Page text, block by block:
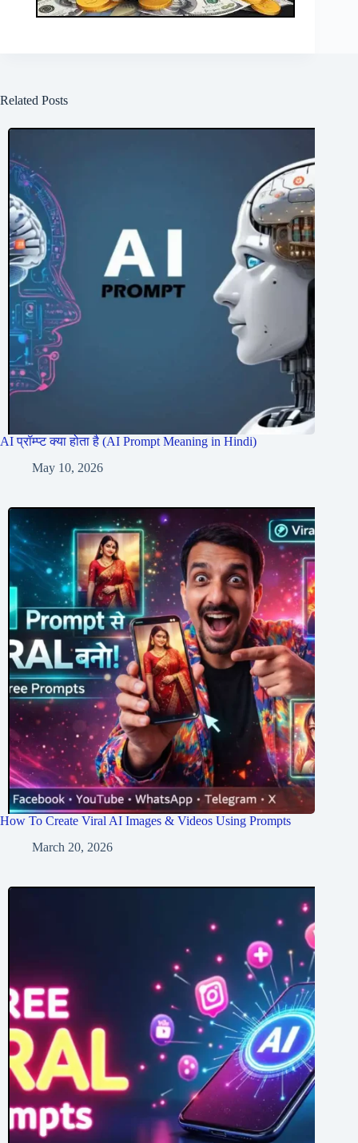
Related Posts
AI प्रॉम्प्ट क्या होता है (AI Prompt Meaning in Hindi)
May 10, 2026
How To Create Viral AI Images & Videos Using Prompts
March 20, 2026